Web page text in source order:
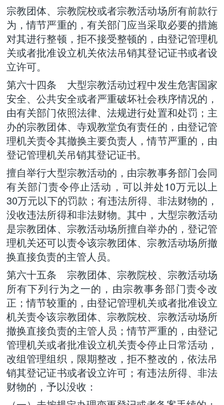
宗教团体、宗教院校或者宗教活动场所有前款行
为，情节严重的，有关部门应当采取必要的措施
对其进行整顿，拒不接受整顿的，由登记管理机
关或者批准设立机关依法吊销其登记证书或者设
立许可。
第六十四条 大型宗教活动过程中发生危害国家
安全、公共安全或者严重破坏社会秩序情况的，
由有关部门依照法律、法规进行处置和处罚；主
办的宗教团体、寺观教堂负有责任的，由登记管
理机关责令其撤换主要负责人，情节严重的，由
登记管理机关吊销其登记证书。
擅自举行大型宗教活动的，由宗教事务部门会同
有关部门责令停止活动，可以并处10万元以上
30万元以下的罚款；有违法所得、非法财物的，
没收违法所得和非法财物。其中，大型宗教活动
是宗教团体、宗教活动场所擅自举办的，登记管
理机关还可以责令该宗教团体、宗教活动场所撤
换直接负责的主管人员。
第六十五条 宗教团体、宗教院校、宗教活动场
所有下列行为之一的，由宗教事务部门责令改
正；情节较重的，由登记管理机关或者批准设立
机关责令该宗教团体、宗教院校、宗教活动场所
撤换直接负责的主管人员；情节严重的，由登记
管理机关或者批准设立机关责令停止日常活动，
改组管理组织，限期整改，拒不整改的，依法吊
销其登记证书或者设立许可；有违法所得、非法
财物的，予以没收：